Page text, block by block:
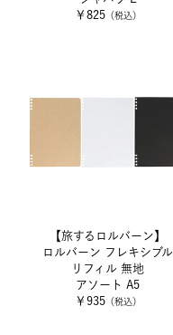
￥825（税込）
【旅するロルバーン】
ロルバーン フレキシブル
リフィル 無地
アソート A5
￥935（税込）